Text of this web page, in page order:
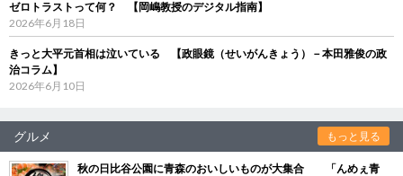
ゼロトラストって何？ 【岡嶋教授のデジタル指南】
2026年6月18日
きっと大平元首相は泣いている 【政眼鏡（せいがんきょう）－本田雅俊の政
治コラム】
2026年6月10日
グルメ もっと見る
秋の日比谷公園に青森のおいしいものが大集合 「んめぇ青